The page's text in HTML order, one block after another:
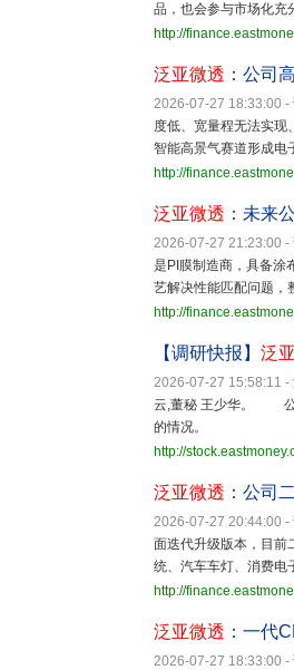
品，也会参与市场化充
http://
泛亚微透 ：公司
2026-07-27 18:33:00 -
度低、宽量程无法实现
智能高景气赛道形成电
http://
泛亚微透 ：未来
2026-07-27 21:23:00 -
是PI膜制造商，具备涂
艺解决性能匹配问题，
http://
【调研快报】 泛
2026-07-27 15:58:11 -
云,董秘 王少华。 公
的情况。
http://
泛亚微透 ：公司
2026-07-27 20:44:00 -
面迭代升级版本，目前
统、汽车车灯、消费电
http://
泛亚微透 ：一代
2026-07-27 18:33:00 -